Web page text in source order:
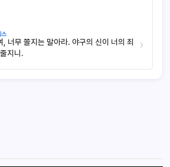
스
, 너무 쫄지는 말아라. 야구의 신이 너의 죄
지니.
›